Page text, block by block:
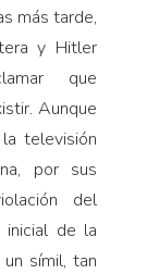
más tarde,
y Hitler
que
Aunque
televisión
por sus
del
de la
símil, tan